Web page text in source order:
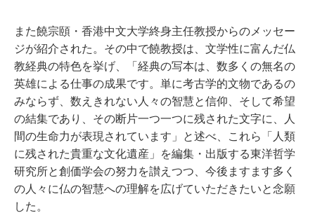
また饒宗頤・香港中文大学終身主任教授からのメッセー
ジが紹介された。その中で饒教授は、文学性に富んだ仏
教経典の特色を挙げ、「経典の写本は、数多くの無名の
英雄による仕事の成果です。単に考古学的文物であるの
みならず、数えきれない人々の智慧と信仰、そして希望
の結集であり、その断片一つ一つに残された文字に、人
間の生命力が表現されています」と述べ、これら「人類
に残された貴重な文化遺産」を編集・出版する東洋哲学
研究所と創価学会の努力を讃えつつ、今後ますます多く
の人々に仏の智慧への理解を広げていただきたいと念願
した。